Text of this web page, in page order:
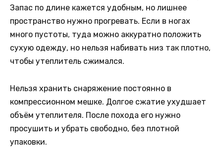
Запас по длине кажется удобным, но лишнее
пространство нужно прогревать. Если в ногах
много пустоты, туда можно аккуратно положить
сухую одежду, но нельзя набивать низ так плотно,
чтобы утеплитель сжимался.
Нельзя хранить снаряжение постоянно в
компрессионном мешке. Долгое сжатие ухудшает
объём утеплителя. После похода его нужно
просушить и убрать свободно, без плотной
упаковки.